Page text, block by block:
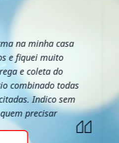
na minha casa
e fiquei muito
e coleta do
combinado todas
Indico sem
precisar